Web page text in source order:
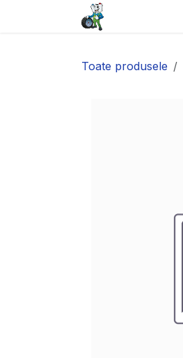
Sari la conținut
Toate produsele